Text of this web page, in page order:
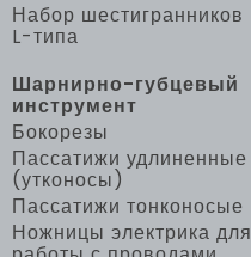
Набор шестигранников
L-типа
Шарнирно-губцевый
инструмент
Бокорезы
Пассатижи удлиненные
(утконосы)
Пассатижи тонконосые
Ножницы электрика для